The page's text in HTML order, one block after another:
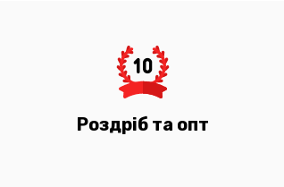
Роздріб та опт